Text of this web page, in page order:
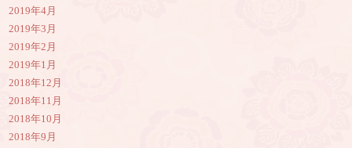
2019年4月
2019年3月
2019年2月
2019年1月
2018年12月
2018年11月
2018年10月
2018年9月